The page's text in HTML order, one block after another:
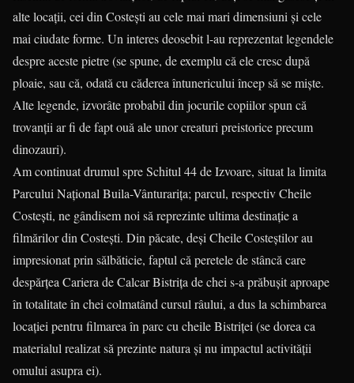
alte locații, cei din Costești au cele mai mari dimensiuni și cele
mai ciudate forme. Un interes deosebit l-au reprezentat legen­dele
despre aceste pietre (se spune, de exemplu că ele cresc după
ploaie, sau că, odată cu că­derea întunericului încep să se miște.
Alte legende, izvorâte pro­ba­bil din jocurile copiilor spun că
trovanții ar fi de fapt ouă ale unor creaturi preistorice precum
dinozauri).
Am continuat drumul spre Schitul 44 de Izvoare, situat la limita
Parcului Național Buila-Vânturarița; parcul, respectiv Cheile
Costești, ne gândisem noi să reprezinte ultima destinație a
filmărilor din Costești. Din păcate, deși Cheile Costeștilor au
impresionat prin sălbăticie, faptul că peretele de stâncă care
despărțea Cariera de Calcar Bistrița de chei s-a prăbușit aproape
în totalitate în chei colmatând cursul râului, a dus la schimbarea
locației pentru filmarea în parc cu cheile Bistriței (se dorea ca
materialul realizat să prezinte natura și nu impactul activității
omului asupra ei).